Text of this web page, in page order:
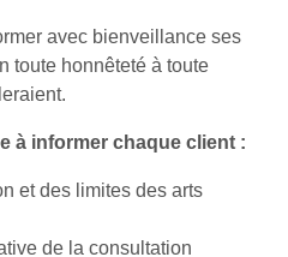
avec bienveillance ses
toute honnêteté à toute
à informer chaque client :
et des limites des arts
de la consultation